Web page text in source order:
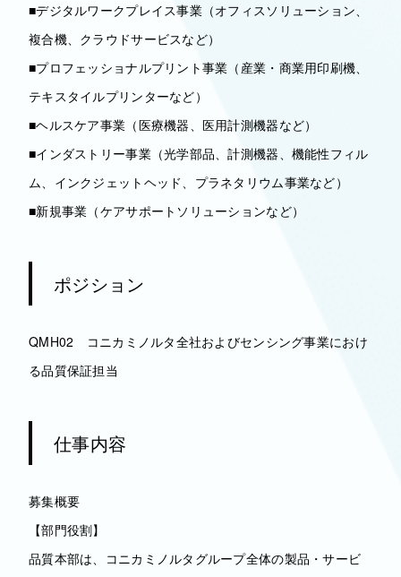
■デジタルワークプレイス事業（オフィスソリューション、
複合機、クラウドサービスなど）
■プロフェッショナルプリント事業（産業・商業用印刷機、
テキスタイルプリンターなど）
■ヘルスケア事業（医療機器、医用計測機器など）
■インダストリー事業（光学部品、計測機器、機能性フィル
ム、インクジェットヘッド、プラネタリウム事業など）
■新規事業（ケアサポートソリューションなど）
ポジション
QMH02 コニカミノルタ全社およびセンシング事業におけ
る品質保証担当
仕事内容
募集概要
【部門役割】
品質本部は、コニカミノルタグループ全体の製品・サービ